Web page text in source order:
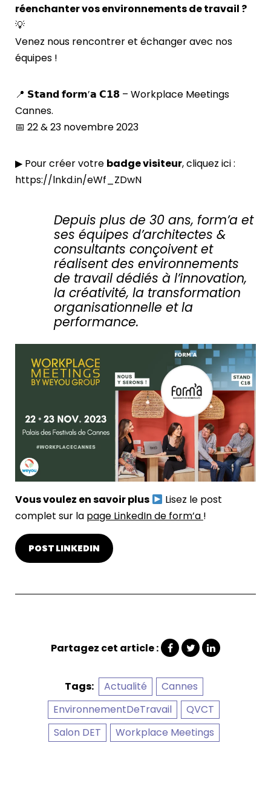
réenchanter vos environnements de travail ?
💡
Venez nous rencontrer et échanger avec nos
équipes !
📍 𝗦𝘁𝗮𝗻𝗱 𝗳𝗼𝗿𝗺’𝗮 𝗖𝟭𝟴 – Workplace Meetings
Cannes.
📅 22 & 23 novembre 2023
▶ Pour créer votre badge visiteur, cliquez ici :
https://lnkd.in/eWf_ZDwN
Depuis plus de 30 ans, form’a et
ses équipes d’architectes &
consultants conçoivent et
réalisent des environnements
de travail dédiés à l’innovation,
la créativité, la transformation
organisationnelle et la
performance.
Vous voulez en savoir plus
Lisez le post
complet sur la page LinkedIn de form’a !
POST LINKEDIN
Partagez cet article :
Tags: Actualité
Cannes
EnvironnementDeTravail
QVCT
Salon DET
Workplace Meetings